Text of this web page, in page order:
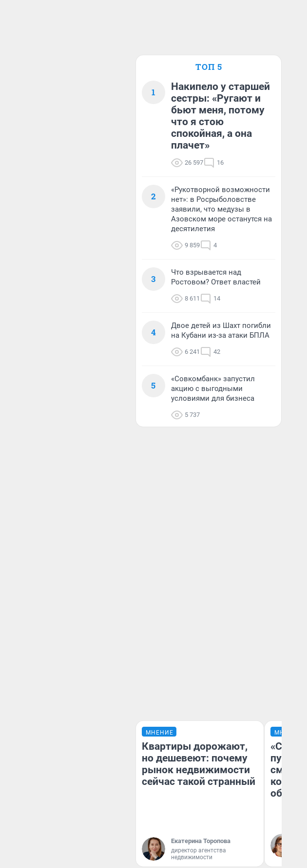
ТОП 5
1
Накипело у старшей
сестры: «Ругают и
бьют меня, потому
что я стою
спокойная, а она
плачет»
26 597 16
2
«Рукотворной возможности
нет»: в Росрыболовстве
заявили, что медузы в
Азовском море останутся на
десятилетия
9 859 4
3
Что взрывается над
Ростовом? Ответ властей
8 611 14
4
Двое детей из Шахт погибли
на Кубани из-за атаки БПЛА
6 241 42
5
«Совкомбанк» запустил
акцию с выгодными
условиями для бизнеса
5 737
МНЕНИЕ
Квартиры дорожают,
но дешевеют: почему
рынок недвижимости
сейчас такой странный
Екатерина Торопова
директор агентства
недвижимости
МНЕНИЕ